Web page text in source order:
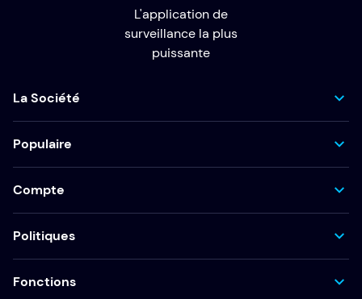
L'application de
surveillance la plus
puissante
La Société
Populaire
Compte
Politiques
Fonctions